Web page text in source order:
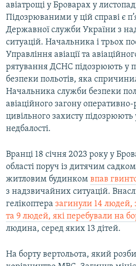
авіатрощі у Броварах у
Підозрюваними у цій справі є
Державної служби України з
ситуацій. Начальника і трьох
Управління авіації та
рятування ДСНС підозрюють у
безпеки польотів, яка
Начальника служби безпеки
авіаційного загону
цивільного захисту підозрюють
недбалості.
Вранці 18 січня 2023 року у
області поруч із дитячим
житловим будинком впав
з надзвичайних ситуацій.
гелікоптера загинули 14 людей,
та 9 людей, які перебували на
людина, серед яких 13 дітей.
На борту вертольота, який